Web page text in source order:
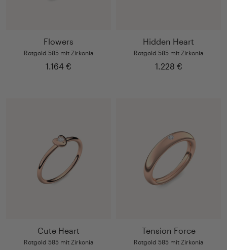
Flowers
Rotgold 585 mit Zirkonia
1.164 €
Hidden Heart
Rotgold 585 mit Zirkonia
1.228 €
Cute Heart
Rotgold 585 mit Zirkonia
Tension Force
Rotgold 585 mit Zirkonia